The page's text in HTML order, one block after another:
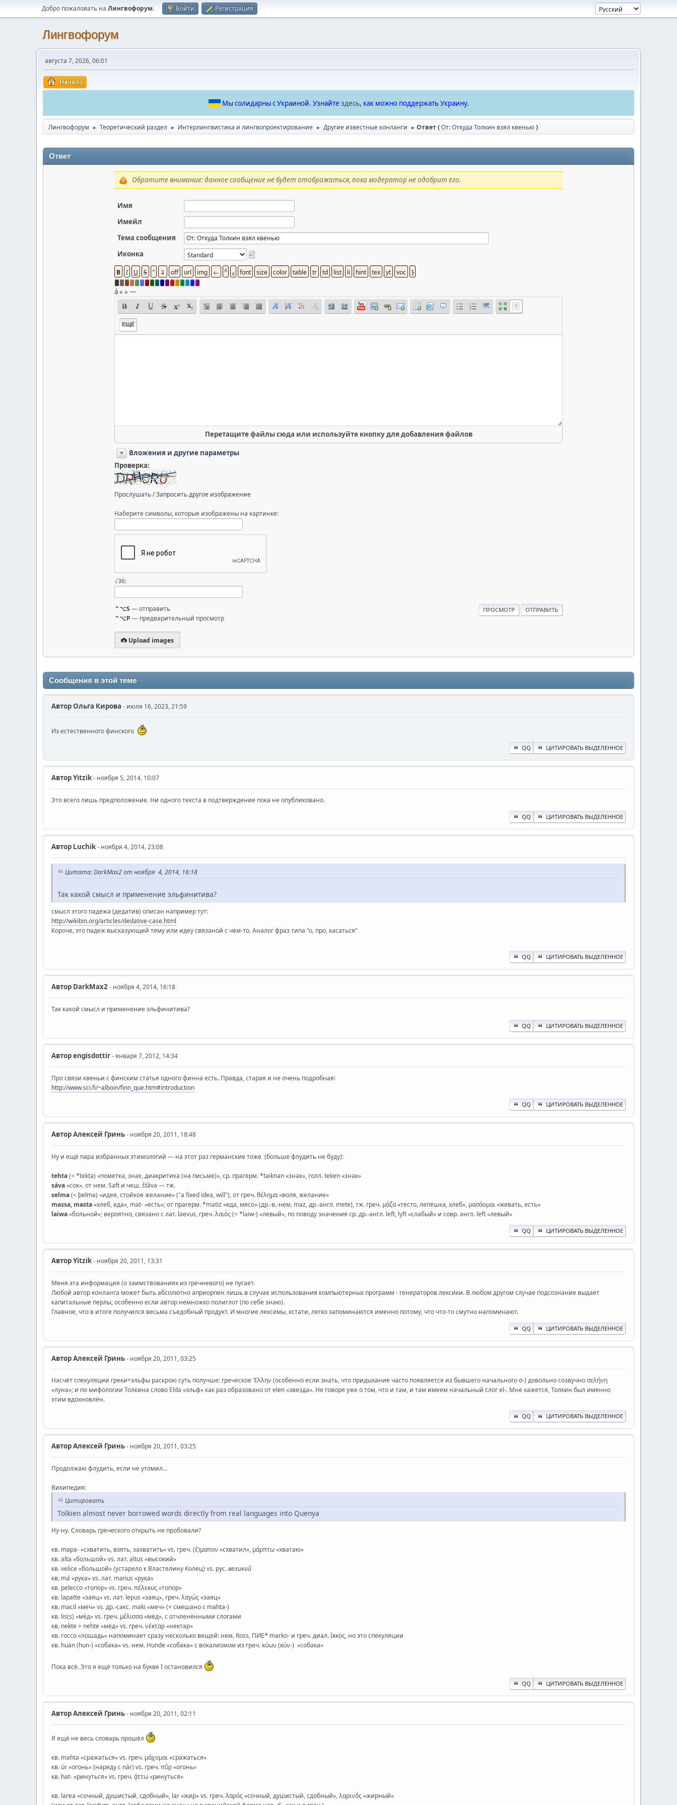
Добро пожаловать на Лингвофорум. Войти Регистрация
Лингвофорум
августа 7, 2026, 06:01
Начало
Мы солидарны с Украиной. Узнайте здесь, как можно поддержать Украину.
Лингвофорум ► Теоретический раздел ► Интерлингвистика и лингвопроектирование ► Другие известные конланги ► Ответ (От: Откуда Толкин взял квенью)
Ответ
Обратите внимание: данное сообщение не будет отображаться, пока модератор не одобрит его.
Имя
Имейл
Тема сообщения
Иконка
á« »—
ЕЩЁ
Перетащите файлы сюда или используйте кнопку для добавления файлов
Вложения и другие параметры
Проверка:
Прослушать/Запросить другое изображение
Наберите символы, которые изображены на картинке:
√36:
⌃⌥S — отправить
⌃⌥P — предварительный просмотр
Upload images
Сообщения в этой теме
АвторОльга Кирова - июля 16, 2023, 21:59
Из естественного финского
QQ ЦИТИРОВАТЬ ВЫДЕЛЕННОЕ
АвторYitzik- ноября 5, 2014, 10:07
Это всего лишь предположение. Ни одного текста в подтверждение пока не опубликовано.
QQ ЦИТИРОВАТЬ ВЫДЕЛЕННОЕ
Автор Luchik- ноября 4, 2014, 23:08
Цитата: DarkMax2 от ноября 4, 2014, 16:18
Так какой смысл и применение эльфинитива?
смысл этого падежа (дедатив) описан например тут:
http://wikibin.org/articles/dedative-case.html
Короче, это падеж высказующий тему или идеу связаной с чем-то. Аналог фраз типа "о, про, касаться"
QQ ЦИТИРОВАТЬ ВЫДЕЛЕННОЕ
Автор DarkMax2- ноября 4, 2014, 16:18
Так какой смысл и применение эльфинитива?
QQ ЦИТИРОВАТЬ ВЫДЕЛЕННОЕ
Авторengisdottir- января 7, 2012, 14:34
Про связи квеньи с финским статья одного финна есть. Правда, старая и не очень подробная:
http://www.sci.fi/~alboin/finn_que.htm#introduction
QQ ЦИТИРОВАТЬ ВЫДЕЛЕННОЕ
АвторАлексей Гринь- ноября 20, 2011, 18:48
Ну и ещё пара избранных этимологий — на этот раз германские тоже (больше флудить не буду):
tehta(< *tekta) «пометка, знак, диакритика (на письме)», ср. прагерм. *taiknan «знак», голл. teken «знак»
sáva«сок», от нем. Saft и чеш. šťáva — тж.
selma(< þelma) «идея, стойкое желание» ("a fixed idea, will"), от греч. θέλημα «воля, желание»
massa, masta«хлеб, еда», mat- «есть»; от прагерм. *matiz «еда, мясо» (др.-в.-нем. maz, др.-англ. mete), тж. греч. μάζα «тесто, лепёшка, хлеб», μασάομαι «жевать, есть»
laiwa«больной»; вероятно, связано с лат. laevus, греч. λαιός (< *laiw-) «левый», по поводу значения ср. др.-англ. left, lyft «слабый» и совр. англ. left «левый»
QQ ЦИТИРОВАТЬ ВЫДЕЛЕННОЕ
АвторYitzik- ноября 20, 2011, 13:31
Меня эта информация (о заимствованиях из гречневого) не пугает.
Любой автор конланга может быть абсолютно априорпен лишь в случае использования компьютерных программ - генераторов лексики. В любом другом случае подсознание выдает
капитальные перлы, особенно если автор немножко полиглот (по себе знаю).
Главное, что в итоге получился весьма съедобный продукт. И многие лексемы, кстати, легко запоминаются именно потому, что что-то смутно напоминают.
QQ ЦИТИРОВАТЬ ВЫДЕЛЕННОЕ
АвторАлексей Гринь- ноября 20, 2011, 03:25
Насчёт спекуляции греки=эльфы раскрою суть получше: греческое Ἕλλην (особенно если знать, что придыхание часто появляется из бывшего начального σ-) довольно созвучно σελήνη
«луна»; и по мифологии Толкина слово Elda «эльф» как раз образовано от elen «звезда». Не говоря уже о том, что и там, и там имеем начальный слог el-. Мне кажется, Толкин был именно
этим вдохновлён.
QQ ЦИТИРОВАТЬ ВЫДЕЛЕННОЕ
АвторАлексей Гринь- ноября 20, 2011, 03:25
Продолжаю флудить, если не утомил...
Википедия:
Цитировать
Tolkien almost never borrowed words directly from real languages into Quenya
Ну-ну. Словарь греческого открыть не пробовали?
кв. mapa- «схватить, взять, захватить» vs. греч. (ἔ)μαπον «схватил», μάρπτω «хватаю»
кв. alta «большой» vs. лат. altus «высокий»
кв. velice «большой» (устарело к Властелину Колец) vs. рус.великий
кв. má «рука» vs. лат. manus «рука»
кв. pelecco «топор» vs. греч. πέλεκυς «топор»
кв. lapatte «заяц» vs. лат. lepus «заяц», греч. λαγώς «заяц»
кв. macil «меч» vs. др.-сакс. maki «меч» (+ смешано с mahta-)
кв. lis(s) «мёд» vs. греч. μέλισσα «мёд», с отчленёнными слогами
кв. nekte > nehte «мёд» vs. греч. νέκταρ «нектар»
кв. rocco «лошадь» напоминает сразу несколько вещей: нем. Ross, ПИЕ* marko- и греч. диал. ἵκκος, но это спекуляции
кв. huan (hun-) «собака» vs. нем. Hunde «собака» с вокализмом из греч. κύων (κύν-) «собака»
Пока всё. Это я ещё только на букве I остановился
QQ ЦИТИРОВАТЬ ВЫДЕЛЕННОЕ
АвторАлексей Гринь- ноября 20, 2011, 02:11
Я ещё не весь словарь прошёл
кв. mahta «сражаться» vs. греч. μάχομαι «сражаться»
кв. úr «огонь» (наряду с nár) vs. греч. πῦρ «огонь»
кв. hat- «ринуться» vs. греч. ᾄττω «ринуться»
кв. larea «сочный, душистый, сдобный», lar «жир» vs. греч. λαρός «сочный, душистый, сдобный», λαρινός «жирный»